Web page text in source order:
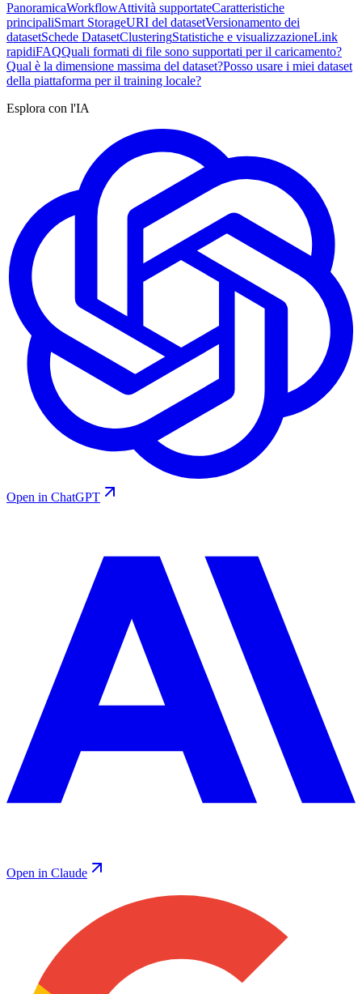
PanoramicaWorkflowAttività supportateCaratteristiche
principaliSmart StorageURI del datasetVersionamento dei
datasetSchede DatasetClusteringStatistiche e visualizzazioneLink
rapidiFAQQuali formati di file sono supportati per il caricamento?
Qual è la dimensione massima del dataset?Posso usare i miei dataset
della piattaforma per il training locale?
Esplora con l'IA
Open in ChatGPT
Open in Claude